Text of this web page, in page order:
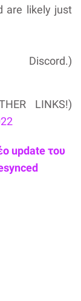
are likely just
LINKS!)
update του